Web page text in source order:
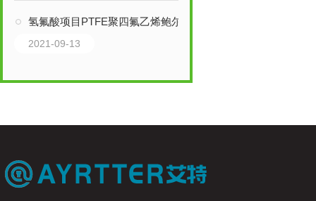
氢氟酸项目PTFE聚四氟乙烯鲍尔环填料
2021-09-13